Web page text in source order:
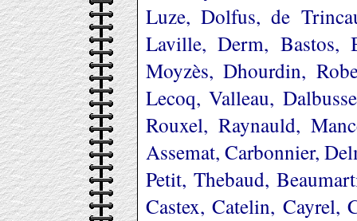
Luze, Dolfus, de
Laville, Derm, Bastos,
Moyzès, Dhourdin,
Lecoq, Valleau,
Rouxel, Raynauld,
Assemat, Carbonnier,
Petit, Thebaud,
Castex, Catelin, Cayrel,